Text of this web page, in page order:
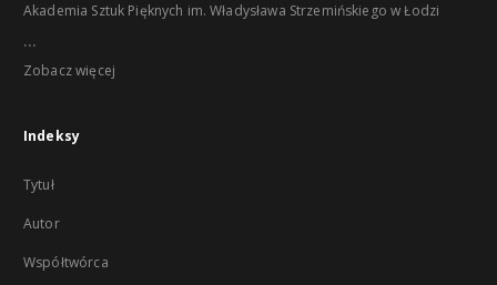
Akademia Sztuk Pięknych im. Władysława Strzemińskiego w Łodzi
...
Zobacz więcej
Indeksy
Tytuł
Autor
Współtwórca